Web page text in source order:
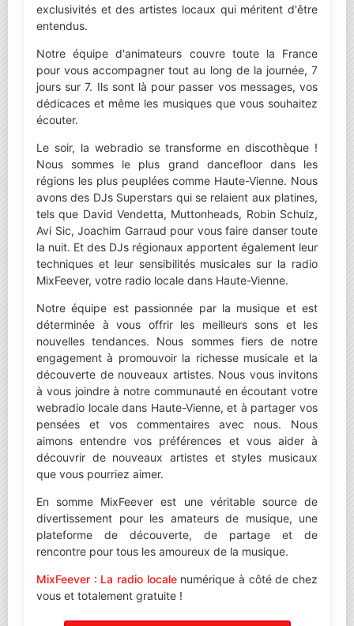
exclusivités et des artistes locaux qui méritent d'être
entendus.
Notre équipe d'animateurs couvre toute la France
pour vous accompagner tout au long de la journée, 7
jours sur 7. Ils sont là pour passer vos messages, vos
dédicaces et même les musiques que vous souhaitez
écouter.
Le soir, la webradio se transforme en discothèque !
Nous sommes le plus grand dancefloor dans les
régions les plus peuplées comme Haute-Vienne. Nous
avons des DJs Superstars qui se relaient aux platines,
tels que David Vendetta, Muttonheads, Robin Schulz,
Avi Sic, Joachim Garraud pour vous faire danser toute
la nuit. Et des DJs régionaux apportent également leur
techniques et leur sensibilités musicales sur la radio
MixFeever, votre radio locale dans Haute-Vienne.
Notre équipe est passionnée par la musique et est
déterminée à vous offrir les meilleurs sons et les
nouvelles tendances. Nous sommes fiers de notre
engagement à promouvoir la richesse musicale et la
découverte de nouveaux artistes. Nous vous invitons
à vous joindre à notre communauté en écoutant votre
webradio locale dans Haute-Vienne, et à partager vos
pensées et vos commentaires avec nous. Nous
aimons entendre vos préférences et vous aider à
découvrir de nouveaux artistes et styles musicaux
que vous pourriez aimer.
En somme MixFeever est une véritable source de
divertissement pour les amateurs de musique, une
plateforme de découverte, de partage et de
rencontre pour tous les amoureux de la musique.
MixFeever : La radio localenumérique à côté de chez
vous et totalement gratuite !